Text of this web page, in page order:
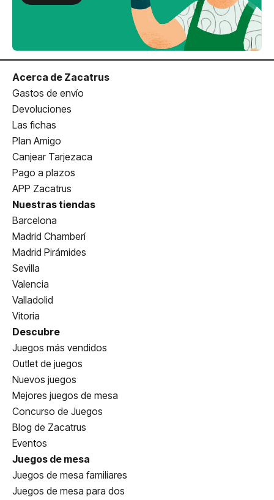
Acerca de Zacatrus
Gastos de envío
Devoluciones
Las fichas
Plan Amigo
Canjear Tarjezaca
Pago a plazos
APP Zacatrus
Nuestras tiendas
Barcelona
Madrid Chamberí
Madrid Pirámides
Sevilla
Valencia
Valladolid
Vitoria
Descubre
Juegos más vendidos
Outlet de juegos
Nuevos juegos
Mejores juegos de mesa
Concurso de Juegos
Blog de Zacatrus
Eventos
Juegos de mesa
Juegos de mesa familiares
Juegos de mesa para dos